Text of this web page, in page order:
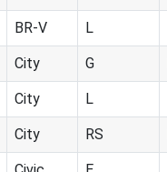
BR-V L
City G
City L
City RS